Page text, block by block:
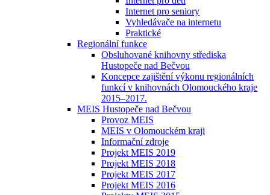
Internet pro seniory
Vyhledávače na internetu
Praktické
Regionální funkce
Obsluhované knihovny střediska
Hustopeče nad Bečvou
Koncepce zajištění výkonu regionálních
funkcí v knihovnách Olomouckého kraje
2015–2017.
MEIS Hustopeče nad Bečvou
Provoz MEIS
MEIS v Olomouckém kraji
Informační zdroje
Projekt MEIS 2019
Projekt MEIS 2018
Projekt MEIS 2017
Projekt MEIS 2016